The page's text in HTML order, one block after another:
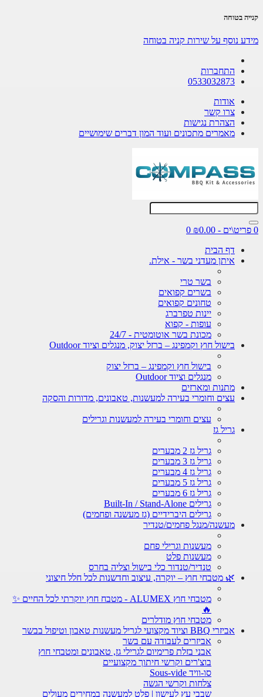
בטוחה
נוסף על שירות קניה בטוחה
התחברות
0533032873
אודות
צרו קשר
הצהרת נגישות
מאמרים מתכונים ועוד המון דברים שימושיים
0
דף הבית
איתן מעדני בשר - אילת.
בשר טרי
בשרים קפואים
טחונים קפואים
יינות טפרברג
עופות - קפוא
מכונת בשר אוטומטית - 24/7
בישול חוץ וקמפינג – ברזל יצוק, מנגלים וציוד Outdoor
בישול חוץ וקמפינג – ברזל יצוק
מנגלים וציוד Outdoor
מתנות ומארזים
עצים וחומרי בעירה למעשנות, טאבונים, מדורות והסקה
עצים וחומרי בעירה למעשנות וגרילים
גריל גז
גריל גז 2 מבערים
גריל גז 3 מבערים
גריל גז 4 מבערים
גריל גז 5 מבערים
גריל גז 6 מבערים
גרילים Built-In / Stand-Alone
גרילים היברידיים (גז מעשנה ופחמים)
מעשנה/מנגל פחמים/טנדיר
מעשנות וגרילי פחם
מעשנות פלט
טנדיר/טנדור כלי בישול וצליה בחרס
🌿 מטבחי חוץ – יוקרה, עיצוב וחדשנות לכל חלל חיצוני
מטבחי חוץ ALUMEX - מטבח חוץ יוקרתי לכל החיים ✨
מטבחי חוץ מודלרים
אביזרי BBQ וציוד מקצועי לגריל מעשנות טאבון וטיפול בבשר
אביזרים לעבודה עם בשר
אבני בזלת פרימיום לגרילי גז, טאבונים ומטבחי חוץ
בוצ'רים וקרשי חיתוך מקצועיים
סו-וויד Sous-vide
צלחות וקרשי הגשה
שבבי עץ לעישון | פלט למעשנה במחירים מעולים